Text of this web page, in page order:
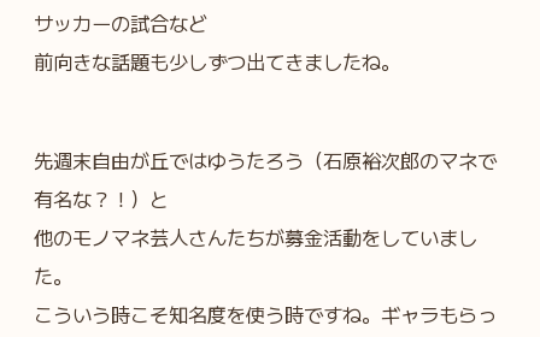
サッカーの試合など
前向きな話題も少しずつ出てきましたね。
先週末自由が丘ではゆうたろう（石原裕次郎のマネで
有名な？！）と
他のモノマネ芸人さんたちが募金活動をしていまし
た。
こういう時こそ知名度を使う時ですね。ギャラもらっ